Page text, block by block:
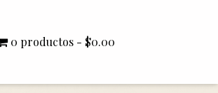
0 productos $0.00